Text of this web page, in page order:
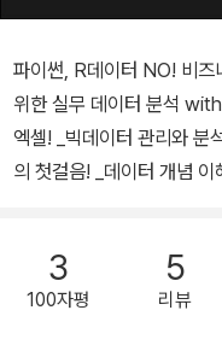
파이썬, R데이터 NO! 비즈
위한 실무 데이터 분석 with 엑셀 ▷데이터 분석을 위한
엑셀! _빅데이터 관리와 분석을 정확하고 빠르게! ▷비즈니스 데이터
의 첫걸음! _데이터 개념 이해부터 케이스별 실무 활용까지 총망라!
와 분석을 위한 최적화 도구 ‘ 엑
파이썬 , R 데이터 배울 필
3
100자평
5
리뷰